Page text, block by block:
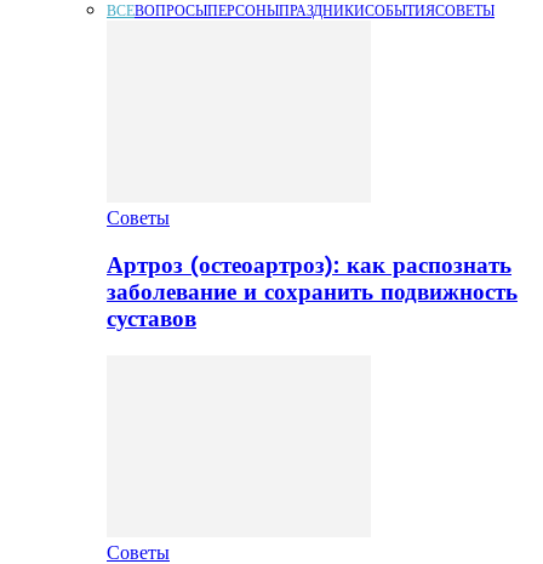
ВСЕВОПРОСЫПЕРСОНЫПРАЗДНИКИСОБЫТИЯСОВЕТЫ
Советы
Артроз (остеоартроз): как распознать
заболевание и сохранить подвижность
суставов
Советы